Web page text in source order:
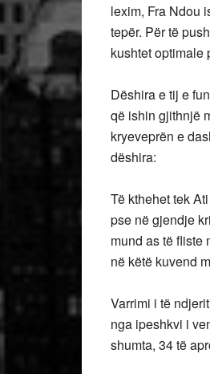
lexim, Fra Ndou
tepër. Për të
kushtet optimale
Dëshira e tij e
që ishin gjithnjë
kryeveprën e
dëshira:
Të kthehet tek
pse në gjendje
mund as të fliste
në këtë kuvend
Varrimi i të
nga ipeshkvi i
shumta, 34 të